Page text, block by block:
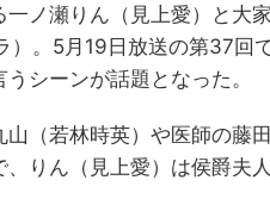
ノ瀬りん（見上愛）と大
）。5月19日放送の第37回
シーンが話題となった。
（若林時英）や医師の藤
りん（見上愛）は侯爵夫